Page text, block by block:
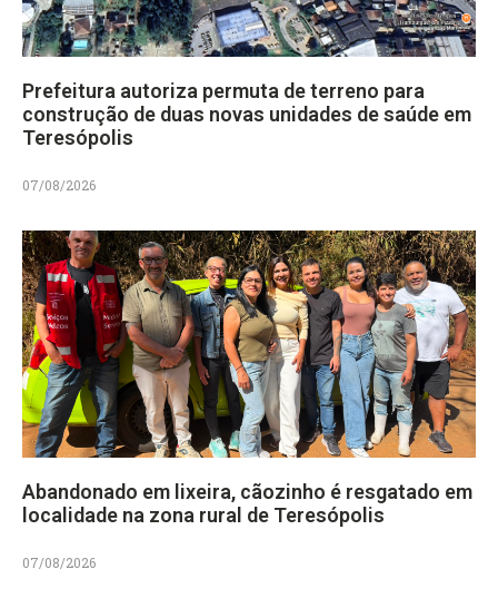
Prefeitura autoriza permuta de terreno para
construção de duas novas unidades de saúde em
Teresópolis
07/08/2026
Abandonado em lixeira, cãozinho é resgatado em
localidade na zona rural de Teresópolis
07/08/2026